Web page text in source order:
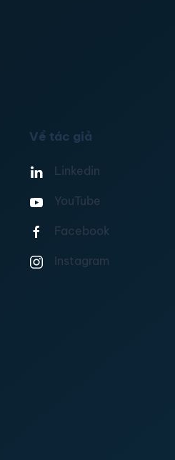
Về tác giả
Linkedin
YouTube
Facebook
Instagram